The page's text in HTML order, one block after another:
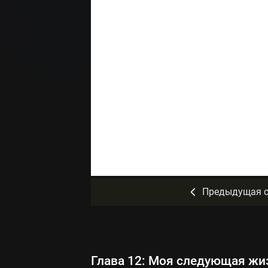
Предыдущая
Глава 12: Моя следующая